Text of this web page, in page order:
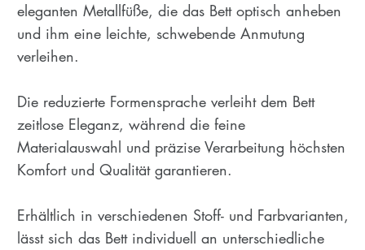
eleganten Metallfüße, die das Bett optisch anheben
und ihm eine leichte, schwebende Anmutung
verleihen.
Die reduzierte Formensprache verleiht dem Bett
zeitlose Eleganz, während die feine
Materialauswahl und präzise Verarbeitung höchsten
Komfort und Qualität garantieren.
Erhältlich in verschiedenen Stoff- und Farbvarianten,
lässt sich das Bett individuell an unterschiedliche